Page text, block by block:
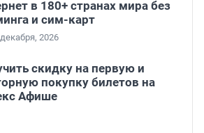
в 180+ странах мира без
и сим-карт
2026
скидку на первую и
покупку билетов на
Афише